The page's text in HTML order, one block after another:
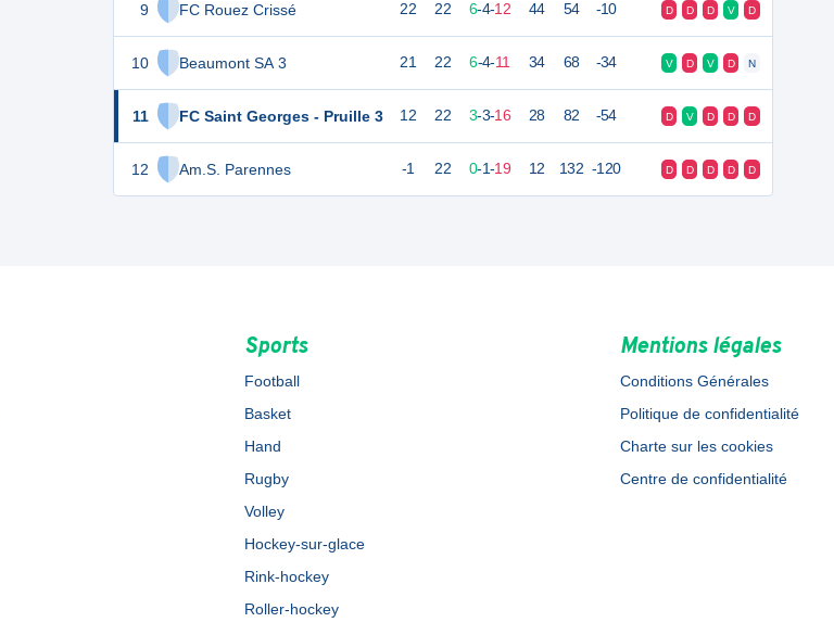
9 FC Rouez Crissé
10 Beaumont SA 3
11 FC Saint Georges - Pruille 3
12 Am.S. Parennes
22 22 6-4-12 44 54 -10 D D D V D
21 22 6-4-11 34 68 -34 V D V D N
12 22 3-3-16 28 82 -54 D V D D D
-1 22 0-1-19 12 132 -120 D D D D D
Sports
Football
Basket
Hand
Rugby
Volley
Hockey-sur-glace
Rink-hockey
Roller-hockey
Mentions légales
Conditions Générales
Politique de confidentialité
Charte sur les cookies
Centre de confidentialité